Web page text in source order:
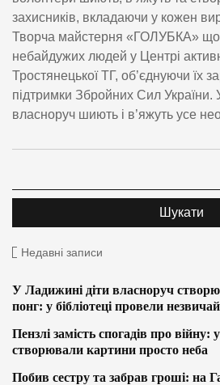
захисників, вкладаючи у кожен
Творча майстерня «ГОЛУБКА»
небайдужих людей у Центрі
Тростянецької ТГ, об’єднуючи їх
підтримки Збройних Сил України.
власноруч шиють і в’яжуть усе
Недавні записи
У Ладижині діти власноруч
понг: у бібліотеці провели
Пензлі замість спогадів про
створювали картини просто неба
Побив сестру та забрав гроші: на